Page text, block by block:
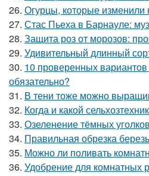
26. Огурцы, которые
27. Стас Пьеха в Барнауле:
28. Защита роз от морозов:
29. Удивительный длинный
30. 10 проверенных
обязательно?
31. В тени тоже можно
32. Когда и какой
33. Озеленение тёмных
34. Правильная обрезка
35. Можно ли поливать
36. Удобрение для комнатных